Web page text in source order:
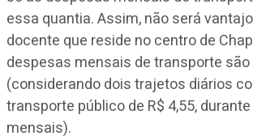
essa quantia. Assim, não será
docente que reside no centro de
despesas mensais de transporte são
(considerando dois trajetos diários
transporte público de R$ 4,55,
mensais).